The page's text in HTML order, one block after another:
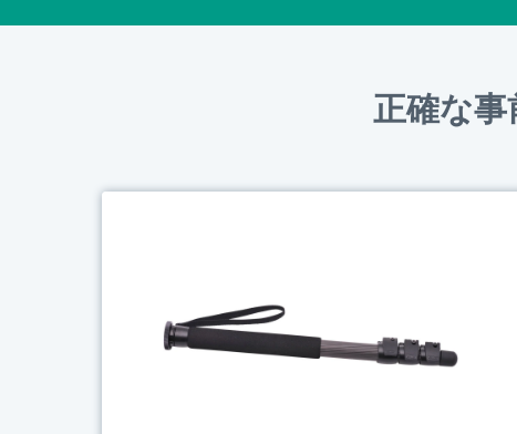
正確な事